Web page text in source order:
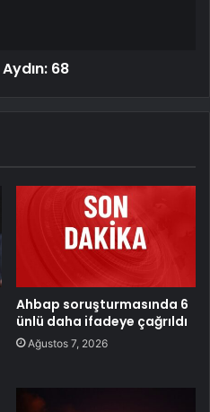
68
Ahbap soruşturmasında 6
ünlü daha ifadeye çağrıldı
Ağustos 7, 2026